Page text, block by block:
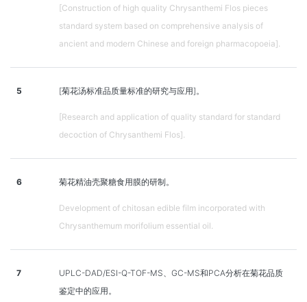
[Construction of high quality Chrysanthemi Flos pieces
standard system based on comprehensive analysis of
ancient and modern Chinese and foreign pharmacopoeia].
5 [菊花汤标准品质量标准的研究与应用]。
[Research and application of quality standard for standard
decoction of Chrysanthemi Flos].
6 菊花精油壳聚糖食用膜的研制。
Development of chitosan edible film incorporated with
Chrysanthemum morifolium essential oil.
7
UPLC-DAD/ESI-Q-TOF-MS、GC-MS和PCA分析在菊花品质
鉴定中的应用。